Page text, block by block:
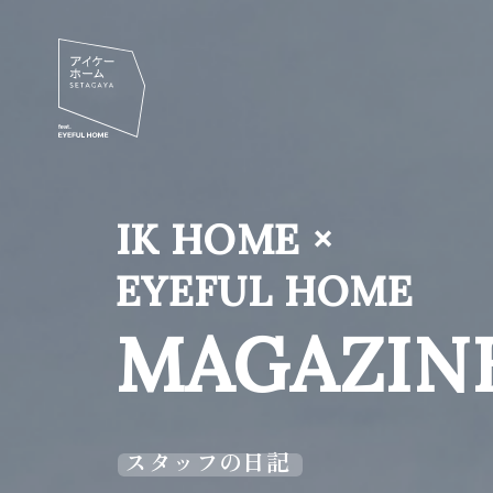
IK HOME ×
EYEFUL HOME
スタッフの日記